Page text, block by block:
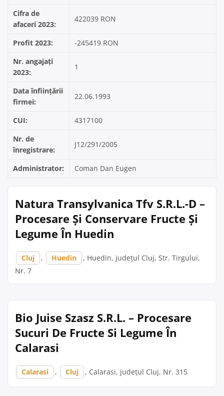
Cifra de
afaceri 2023:
422039 RON
Profit 2023:
-245419 RON
Nr. angajați
2023:
1
Data înființării
firmei:
22.06.1993
CUI:
4317100
Nr. de
înregistrare:
J12/291/2005
Administrator: Coman Dan Eugen
Natura Transylvanica Tfv S.R.L.-D –
Procesare Și Conservare Fructe Și
Legume În Huedin
Cluj , Huedin
, Huedin, județul Cluj, Str. Tirgului,
Nr. 7
Bio Juise Szasz S.R.L. – Procesare
Sucuri De Fructe Si Legume În
Calarasi
Calarasi , Cluj , Calarasi, județul Cluj, Nr. 315